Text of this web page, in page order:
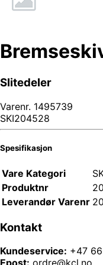
Slitedeler
Varenr. 1495739
SKI204528
Spesifikasjon
Vare Kategori
Produktnr
Leverandør Varenr
Kontakt
Kundeservice: +47